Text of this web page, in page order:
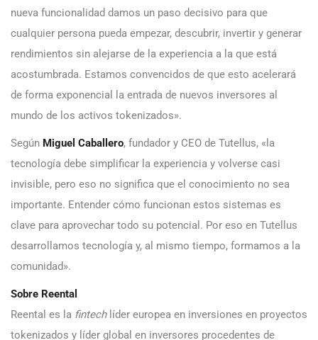
nueva funcionalidad damos un paso decisivo para que
cualquier persona pueda empezar, descubrir, invertir y generar
rendimientos sin alejarse de la experiencia a la que está
acostumbrada. Estamos convencidos de que esto acelerará
de forma exponencial la entrada de nuevos inversores al
mundo de los activos tokenizados».
Según Miguel Caballero, fundador y CEO de Tutellus, «la
tecnología debe simplificar la experiencia y volverse casi
invisible, pero eso no significa que el conocimiento no sea
importante. Entender cómo funcionan estos sistemas es
clave para aprovechar todo su potencial. Por eso en Tutellus
desarrollamos tecnología y, al mismo tiempo, formamos a la
comunidad».
Sobre Reental
Reental es la fintechlíder europea en inversiones en proyectos
tokenizados y líder global en inversores procedentes de